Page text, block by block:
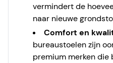
vermindert de
naar nieuwe
Comfort en
bureaustoelen zijn
premium merken die